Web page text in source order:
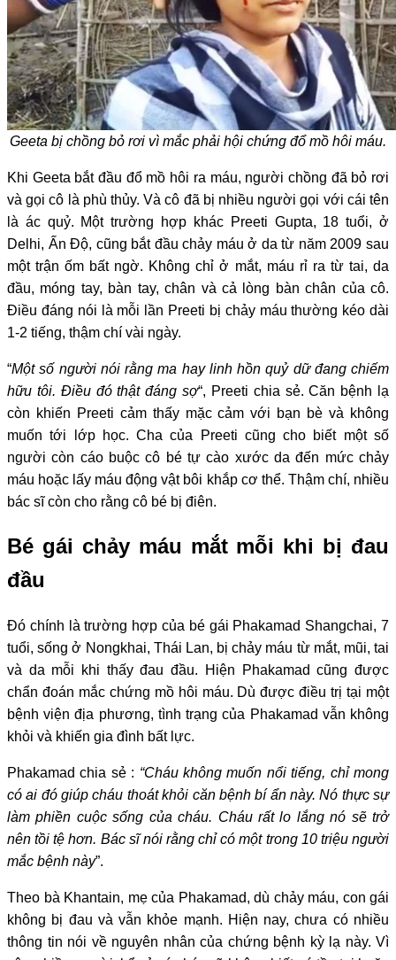
Geeta bị chồng bỏ rơi vì mắc phải hội chứng đổ mồ hôi máu.
Khi Geeta bắt đầu đổ mồ hôi ra máu, người chồng đã bỏ rơi
và gọi cô là phù thủy. Và cô đã bị nhiều người gọi với cái tên
là ác quỷ. Một trường hợp khác Preeti Gupta, 18 tuổi, ở
Delhi, Ấn Độ, cũng bắt đầu chảy máu ở da từ năm 2009 sau
một trận ốm bất ngờ. Không chỉ ở mắt, máu rỉ ra từ tai, da
đầu, móng tay, bàn tay, chân và cả lòng bàn chân của cô.
Điều đáng nói là mỗi lần Preeti bị chảy máu thường kéo dài
1-2 tiếng, thậm chí vài ngày.
“Một số người nói rằng ma hay linh hồn quỷ dữ đang chiếm
hữu tôi. Điều đó thật đáng sợ“, Preeti chia sẻ. Căn bệnh lạ
còn khiến Preeti cảm thấy mặc cảm với bạn bè và không
muốn tới lớp học. Cha của Preeti cũng cho biết một số
người còn cáo buộc cô bé tự cào xước da đến mức chảy
máu hoặc lấy máu động vật bôi khắp cơ thể. Thậm chí, nhiều
bác sĩ còn cho rằng cô bé bị điên.
Bé gái chảy máu mắt mỗi khi bị đau
đầu
Đó chính là trường hợp của bé gái Phakamad Shangchai, 7
tuổi, sống ở Nongkhai, Thái Lan, bị chảy máu từ mắt, mũi, tai
và da mỗi khi thấy đau đầu. Hiện Phakamad cũng được
chẩn đoán mắc chứng mồ hôi máu. Dù được điều trị tại một
bệnh viện địa phương, tình trạng của Phakamad vẫn không
khỏi và khiến gia đình bất lực.
Phakamad chia sẻ : “Cháu không muốn nổi tiếng, chỉ mong
có ai đó giúp cháu thoát khỏi căn bệnh bí ẩn này. Nó thực sự
làm phiền cuộc sống của cháu. Cháu rất lo lắng nó sẽ trở
nên tồi tệ hơn. Bác sĩ nói rằng chỉ có một trong 10 triệu người
mắc bệnh này”.
Theo bà Khantain, mẹ của Phakamad, dù chảy máu, con gái
không bị đau và vẫn khỏe mạnh. Hiện nay, chưa có nhiều
thông tin nói về nguyên nhân của chứng bệnh kỳ lạ này. Vì